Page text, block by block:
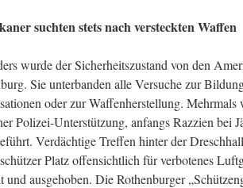
suchten stets nach versteckten Waffen
wurde der Sicherheitszustand von den
Sie unterbanden alle Versuche zur
oder zur Waffenherstellung.
Polizei-Unterstützung, anfangs Razzien bei
Verdächtige Treffen hinter der
Platz offensichtlich für verbotenes
und ausgehoben. Die Rothenburger